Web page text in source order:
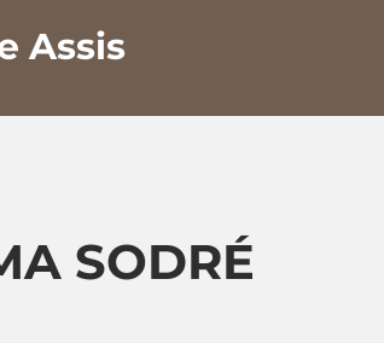
Assis
SODRÉ